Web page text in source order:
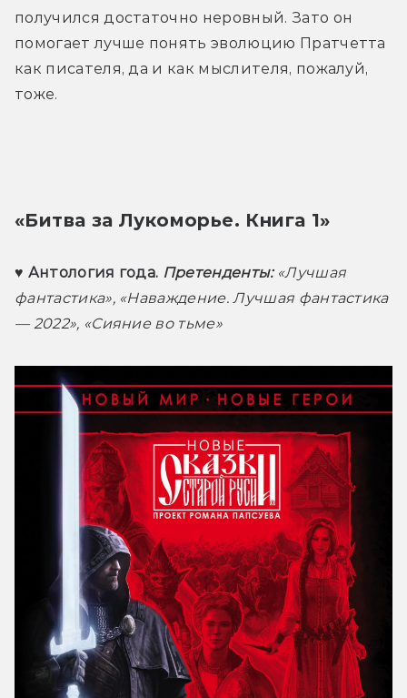
получился достаточно неровный. Зато он
помогает лучше понять эволюцию Пратчетта
как писателя, да и как мыслителя, пожалуй,
тоже.
«Битва за Лукоморье. Книга 1»
♥ Антология года. Претенденты: «Лучшая
фантастика», «Наваждение. Лучшая фантастика
— 2022», «Сияние во тьме»